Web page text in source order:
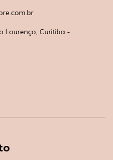
Lourenço, Curitiba -